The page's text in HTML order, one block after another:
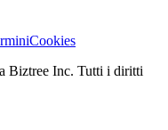
Cookies
Biztree Inc. Tutti i diritti